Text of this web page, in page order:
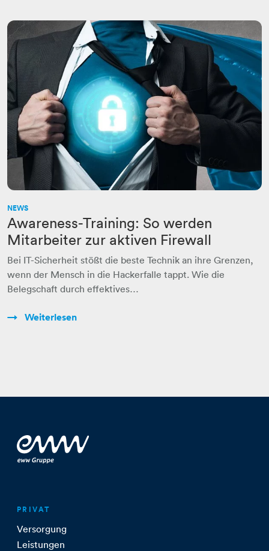
NEWS
Awareness-Training: So werden
Mitarbeiter zur aktiven Firewall
Bei IT-Sicherheit stößt die beste Technik an ihre Grenzen,
wenn der Mensch in die Hackerfalle tappt. Wie die
Belegschaft durch effektives…
Weiterlesen
PRIVAT
Versorgung
Leistungen